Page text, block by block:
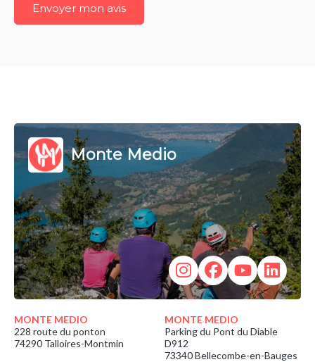
Envoyer mon avis
Monte Medio
MONTE MEDIO
228 route du ponton
74290 Talloires-Montmin
MONTE MEDIO
Parking du Pont du Diable
D912
73340 Bellecombe-en-Bauges